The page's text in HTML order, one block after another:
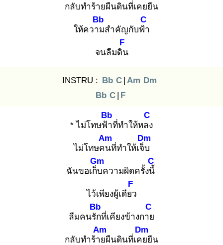
กลับทำร้ายผืนดินที่เคยยืน
ให้ความ
Bb
สำคัญกับฟ้า
C
จนลืมดิน
F
INSTRU : Bb C | Am Dm
Bb C | F
* ไม่โทษฟ้า
Bb
ที่ทำให้หลง
C
ไม่โทษคน
Am
ที่ทำให้เจ็บ
Dm
ฉันขอเก็บ
Gm
ความผิดครั้งนี้
C
ไว้เพียงผู้เดียว
F
ลืมคนรัก
Bb
ที่เคียงข้างกาย
C
กลับทำร้าย
Am
ผืนดินที่เคย
Dm
ยืน